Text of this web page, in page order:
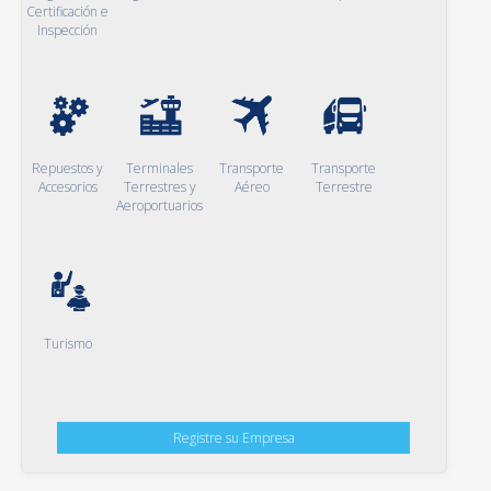
Certificación e
Inspección
Repuestos y
Accesorios
Terminales
Terrestres y
Aeroportuarios
Transporte
Aéreo
Transporte
Terrestre
Turismo
Registre su Empresa